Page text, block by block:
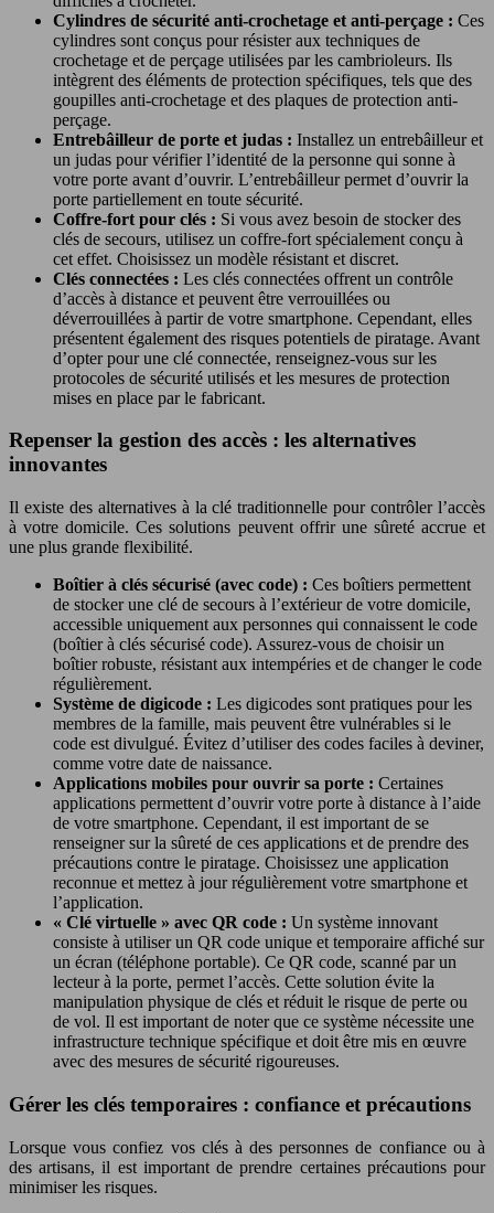
Cylindres de sécurité anti-crochetage et anti-perçage : Ces
cylindres sont conçus pour résister aux techniques de
crochetage et de perçage utilisées par les cambrioleurs. Ils
intègrent des éléments de protection spécifiques, tels que des
goupilles anti-crochetage et des plaques de protection anti-
perçage.
Entrebâilleur de porte et judas : Installez un entrebâilleur et
un judas pour vérifier l’identité de la personne qui sonne à
votre porte avant d’ouvrir. L’entrebâilleur permet d’ouvrir la
porte partiellement en toute sécurité.
Coffre-fort pour clés : Si vous avez besoin de stocker des
clés de secours, utilisez un coffre-fort spécialement conçu à
cet effet. Choisissez un modèle résistant et discret.
Clés connectées : Les clés connectées offrent un contrôle
d’accès à distance et peuvent être verrouillées ou
déverrouillées à partir de votre smartphone. Cependant, elles
présentent également des risques potentiels de piratage. Avant
d’opter pour une clé connectée, renseignez-vous sur les
protocoles de sécurité utilisés et les mesures de protection
mises en place par le fabricant.
Repenser la gestion des accès : les alternatives
innovantes
Il existe des alternatives à la clé traditionnelle pour contrôler l’accès
à votre domicile. Ces solutions peuvent offrir une sûreté accrue et
une plus grande flexibilité.
Boîtier à clés sécurisé (avec code) : Ces boîtiers permettent
de stocker une clé de secours à l’extérieur de votre domicile,
accessible uniquement aux personnes qui connaissent le code
(boîtier à clés sécurisé code). Assurez-vous de choisir un
boîtier robuste, résistant aux intempéries et de changer le code
régulièrement.
Système de digicode : Les digicodes sont pratiques pour les
membres de la famille, mais peuvent être vulnérables si le
code est divulgué. Évitez d’utiliser des codes faciles à deviner,
comme votre date de naissance.
Applications mobiles pour ouvrir sa porte : Certaines
applications permettent d’ouvrir votre porte à distance à l’aide
de votre smartphone. Cependant, il est important de se
renseigner sur la sûreté de ces applications et de prendre des
précautions contre le piratage. Choisissez une application
reconnue et mettez à jour régulièrement votre smartphone et
l’application.
« Clé virtuelle » avec QR code : Un système innovant
consiste à utiliser un QR code unique et temporaire affiché sur
un écran (téléphone portable). Ce QR code, scanné par un
lecteur à la porte, permet l’accès. Cette solution évite la
manipulation physique de clés et réduit le risque de perte ou
de vol. Il est important de noter que ce système nécessite une
infrastructure technique spécifique et doit être mis en œuvre
avec des mesures de sécurité rigoureuses.
Gérer les clés temporaires : confiance et précautions
Lorsque vous confiez vos clés à des personnes de confiance ou à
des artisans, il est important de prendre certaines précautions pour
minimiser les risques.